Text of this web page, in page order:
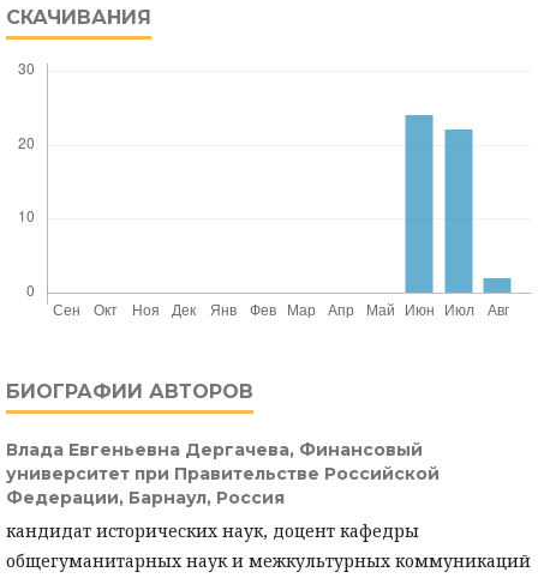
СКАЧИВАНИЯ
БИОГРАФИИ АВТОРОВ
Влада Евгеньевна Дергачева, Финансовый
университет при Правительстве Российской
Федерации, Барнаул, Россия
кандидат исторических наук, доцент кафедры
общегуманитарных наук и межкультурных коммуникаций